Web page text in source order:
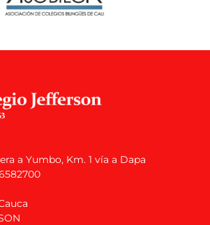
a Yumbo, Km. 1 vía a Dapa